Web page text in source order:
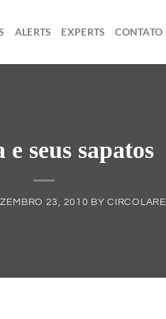
ALERTS EXPERTS CONTATO
seus sapatos
23, 2010 BYCIRCOLARE